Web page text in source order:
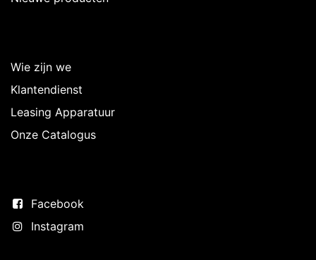
Wie zijn we
Klantendienst
Leasing Apparatuur
Onze Catalogus
Facebook
Instagram